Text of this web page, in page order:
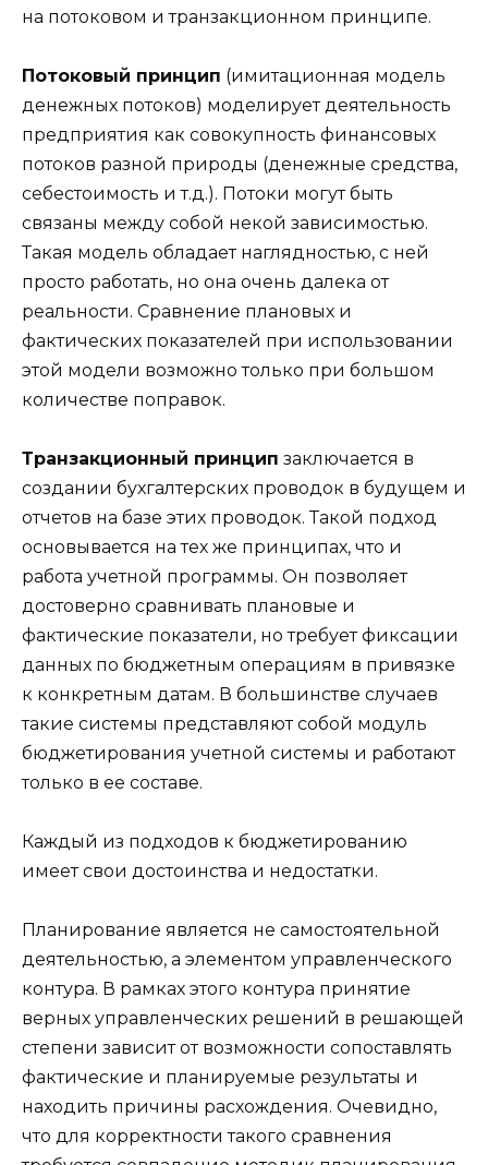
на потоковом и транзакционном принципе.
Потоковый принцип (имитационная модель
денежных потоков) моделирует деятельность
предприятия как совокупность финансовых
потоков разной природы (денежные средства,
себестоимость и т.д.). Потоки могут быть
связаны между собой некой зависимостью.
Такая модель обладает наглядностью, с ней
просто работать, но она очень далека от
реальности. Сравнение плановых и
фактических показателей при использовании
этой модели возможно только при большом
количестве поправок.
Транзакционный принцип заключается в
создании бухгалтерских проводок в будущем и
отчетов на базе этих проводок. Такой подход
основывается на тех же принципах, что и
работа учетной программы. Он позволяет
достоверно сравнивать плановые и
фактические показатели, но требует фиксации
данных по бюджетным операциям в привязке
к конкретным датам. В большинстве случаев
такие системы представляют собой модуль
бюджетирования учетной системы и работают
только в ее составе.
Каждый из подходов к бюджетированию
имеет свои достоинства и недостатки.
Планирование является не самостоятельной
деятельностью, а элементом управленческого
контура. В рамках этого контура принятие
верных управленческих решений в решающей
степени зависит от возможности сопоставлять
фактические и планируемые результаты и
находить причины расхождения. Очевидно,
что для корректности такого сравнения